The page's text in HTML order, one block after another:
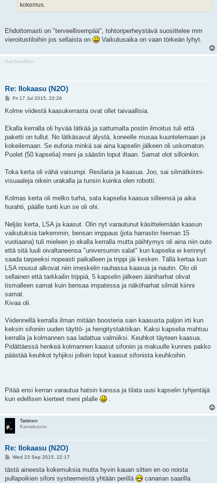
kokemus.
Ehdottomasti on "terveellisempää", tohtoriperheystävä suosittelee mm
vieroitustiloihin jos sellaista on
Vaikutusaika on vaan törkeän lyhyt.
XanTemNoct
Re: Ilokaasu (N2O)
P
s
Fri 17 Jul 2015, 22:26
Kolme viidestä kaasukerrasta ovat ollet taivaallisia.
Ekalla kerralla oli hyvää lätkää ja sattumalta postin ilmoitus tuli että
paketti on tullut. No lätkäsavut älystä, koneelle musaa kuuntelemaan ja
kokeilemaan. Se euforia minkä sai aina kapselin jälkeen oli uskomaton.
Puolet (50 kapselia) meni ja säästin loput iltaan. Samat olot silloinkin.
Toka kerta oli vähä vaisumpi. Resilaria ja kaasua. Joo, sai silmätkiinni-
visuaaleja oikein urakalla ja tunsin kuinka olen robotti.
Kolmas kerta oli melko turha, sata kapselia kaasua silleensä ja aika
hurahti, päälle tunti kun se oli ohi.
Neljäs kerta, LSA ja kaasut. Olin nyt varautunut käsittelemään kaasun
vaikutuksia tarkemmin, bensan imppaus (jota harrastin hieman 15
vuotiaana) tuli mieleen jo ekalla kerralla mutta päihtymys oli aina niin outo
että sitä luuli oivaltaneensa "universumin salat" kun kapselia ei kerinnyt
saada tarpeeksi nopeasti paikalleen ja trippi jäi kesken. Tällä kertaa kun
LSA nousut alkovat niin imeskelin rauhassa kaasua ja nautin. Olo oli
sellainen että tarkkailin trippiä, 5 kapselin jälkeen ääniharhat olivat
tismalleen samat kuin bensaa impatessa ja näköharhat silmät kiinni
samat.
Kivaa oli.
Viidennellä kerralla ilman mitään boosteria sain kaasusta paljon irti kun
keksin sifoniin uuden täyttö- ja hengitystaktiikan. Kaksi kapselia mahtuu
kerralla ja kolmannen saa ladattua valmiiksi. Keuhkot täyteen kaasua.
Pidättäessä henkeä kolmannen kaasut sifoniin ja makuulle kunnes pakko
päästää keuhkot tyhjiksi jolloin loput kaasut sifonista keuhkoihin.
Pitää ensi kerran varautua hatsin kanssa ja tilata uusi kapselin tyhjentäjä
kun edellisen kierteet meni pilalle
Tattinen
Karvakuono
Re: Ilokaasu (N2O)
P
s
Wed 23 Sep 2015, 22:17
tästä aineesta kokemuksia mutta hyvin kauan sitten en oo noista
pullapoikien sifoni systeemeistä yhtään perillä
canarian saarilla